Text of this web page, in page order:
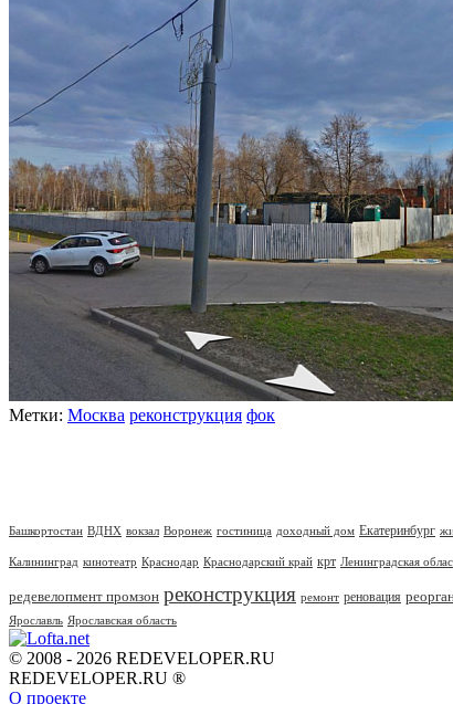
Метки: Москва реконструкция фок
Башкортостан ВДНХ вокзал Воронеж гостиница доходный дом Екатеринбург
Калининград кинотеатр Краснодар Краснодарский край крт Ленинградская
редевелопмент промзон реконструкция ремонт реновация
Ярославль Ярославская область
© 2008 - 2026 REDEVELOPER.RU
REDEVELOPER.RU ®
О проекте